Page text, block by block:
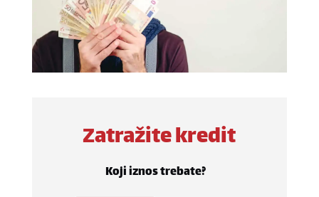
Zatražite kredit
Koji iznos trebate?